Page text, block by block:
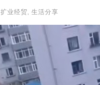
扩业经贸, 生活分享